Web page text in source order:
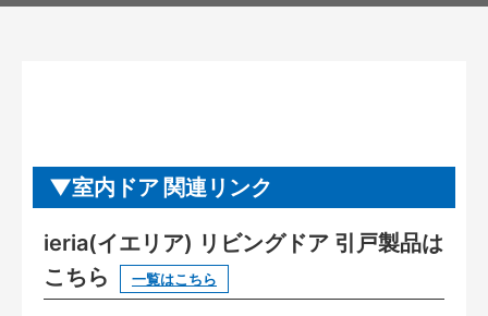
室内ドア 関連リンク
ieria(イエリア) リビングドア 引戸製品は
こちら
一覧はこちら